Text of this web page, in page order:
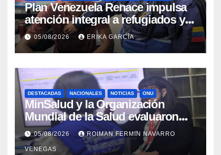
​Plan Venezuela Renace impulsa
atención integral a refugiados y
evaluación de vacunación en
Aragua
05/08/2026 ERIKA GARCÍA
DESTACADAS NACIONALES NOTICIAS ONU
MinSalud y la Organización
Mundial de la Salud evaluaron
propuesta técnica integral en
materia de agua saneamiento e
05/08/2026 ROIMAN FERMIN NAVARRO
VENEGAS